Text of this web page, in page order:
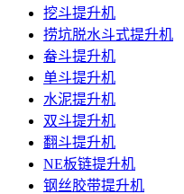
挖斗提升机
捞坑脱水斗式提升机
畚斗提升机
单斗提升机
水泥提升机
双斗提升机
翻斗提升机
NE板链提升机
钢丝胶带提升机